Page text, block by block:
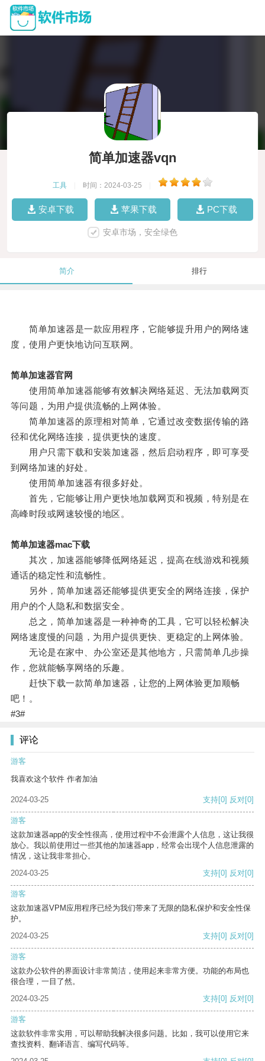
简单加速器vqn
工具 时间：2024-03-25
安卓下载 苹果下载 PC下载
安卓市场，安全绿色
简介 排行
简单加速器是一款应用程序，它能够提升用户的网络速
度，使用户更快地访问互联网。
简单加速器官网
使用简单加速器能够有效解决网络延迟、无法加载网页
等问题，为用户提供流畅的上网体验。
简单加速器的原理相对简单，它通过改变数据传输的路
径和优化网络连接，提供更快的速度。
用户只需下载和安装加速器，然后启动程序，即可享受
到网络加速的好处。
使用简单加速器有很多好处。
首先，它能够让用户更快地加载网页和视频，特别是在
高峰时段或网速较慢的地区。
简单加速器mac下载
其次，加速器能够降低网络延迟，提高在线游戏和视频
通话的稳定性和流畅性。
另外，简单加速器还能够提供更安全的网络连接，保护
用户的个人隐私和数据安全。
总之，简单加速器是一种神奇的工具，它可以轻松解决
网络速度慢的问题，为用户提供更快、更稳定的上网体验。
无论是在家中、办公室还是其他地方，只需简单几步操
作，您就能畅享网络的乐趣。
赶快下载一款简单加速器，让您的上网体验更加顺畅
吧！。
#3#
评论
游客
我喜欢这个软件 作者加油
2024-03-25 支持[0] 反对[0]
游客
这款加速器app的安全性很高，使用过程中不会泄露个人信息，这让我很
放心。我以前使用过一些其他的加速器app，经常会出现个人信息泄露的
情况，这让我非常担心。
2024-03-25
支持[0] 反对[0]
游客
这款加速器VPM应用程序已经为我们带来了无限的隐私保护和安全性保
护。
2024-03-25
支持[0] 反对[0]
游客
这款办公软件的界面设计非常简洁，使用起来非常方便。功能的布局也
很合理，一目了然。
2024-03-25
支持[0] 反对[0]
游客
这款软件非常实用，可以帮助我解决很多问题。比如，我可以使用它来
查找资料、翻译语言、编写代码等。